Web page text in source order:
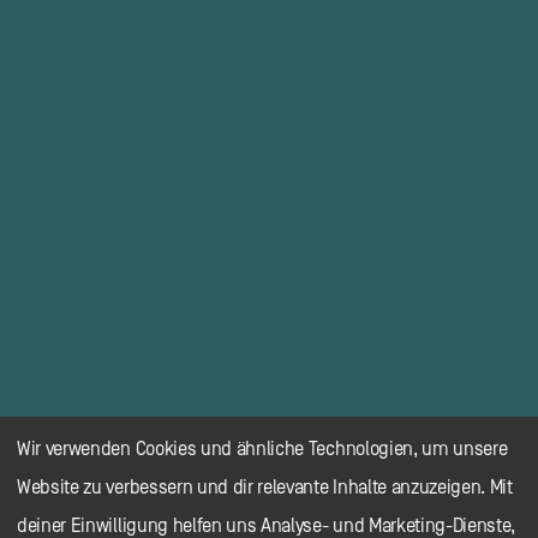
Wir verwenden Cookies und ähnliche Technologien, um unsere
Website zu verbessern und dir relevante Inhalte anzuzeigen. Mit
deiner Einwilligung helfen uns Analyse- und Marketing-Dienste,